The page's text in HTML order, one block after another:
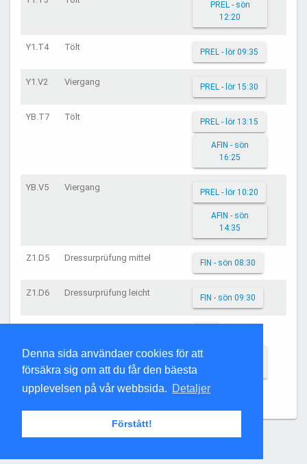
Denna sida användaer cookies för att
försäkra sig om att du får den bäesta
upplevelsen på vår webbsida. Detaljer
Förstått!
PREL - sön
12:20
Y1.T4 Tölt PREL - lör 09:35
Y1.V2 Viergang PREL - lör 15:30
YB.T7 Tölt PREL - lör 13:15
AFIN - sön
16:25
YB.V5 Viergang PREL - lör 10:20
AFIN - sön
14:35
Z1.D5 Dressurprüfung mittel FIN - sön 08:30
Z1.D6 Dressurprüfung leicht FIN - sön 09:30
HEAT2